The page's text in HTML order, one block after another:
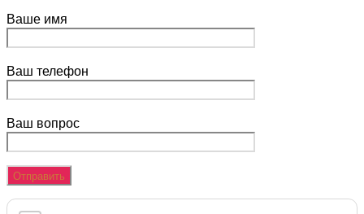
Ваше имя
Ваш телефон
Ваш вопрос